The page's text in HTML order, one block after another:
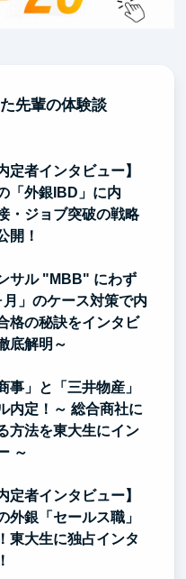
先輩の体験談
定者インタビュー】
「外銀IBD」に内
・ジョブ突破の戦略
開！
サル "MBB" にわず
」のケース対策で内
格の秘訣をインタビ
底解明～
事」と「三井物産」
内定！～ 総合商社に
方法を東大生にイン
～
定者インタビュー】
外銀「セールス職」
東大生に独占インタ